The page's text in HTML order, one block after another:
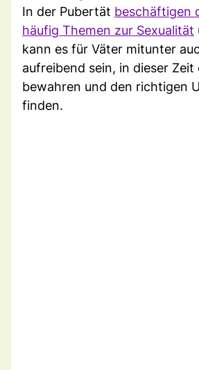
In der Pubertät beschäftigen
häufig Themen zur Sexualität
kann es für Väter mitunter
aufreibend sein, in dieser Zeit
bewahren und den richtigen
finden.